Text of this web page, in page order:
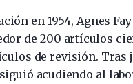
en 1954, Agnes
de 200 artículos
de revisión. Tras
acudiendo al